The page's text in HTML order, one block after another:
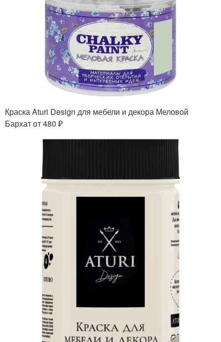
Краска Aturi Design для мебели и декора Меловой
Бархат от 480 ₽